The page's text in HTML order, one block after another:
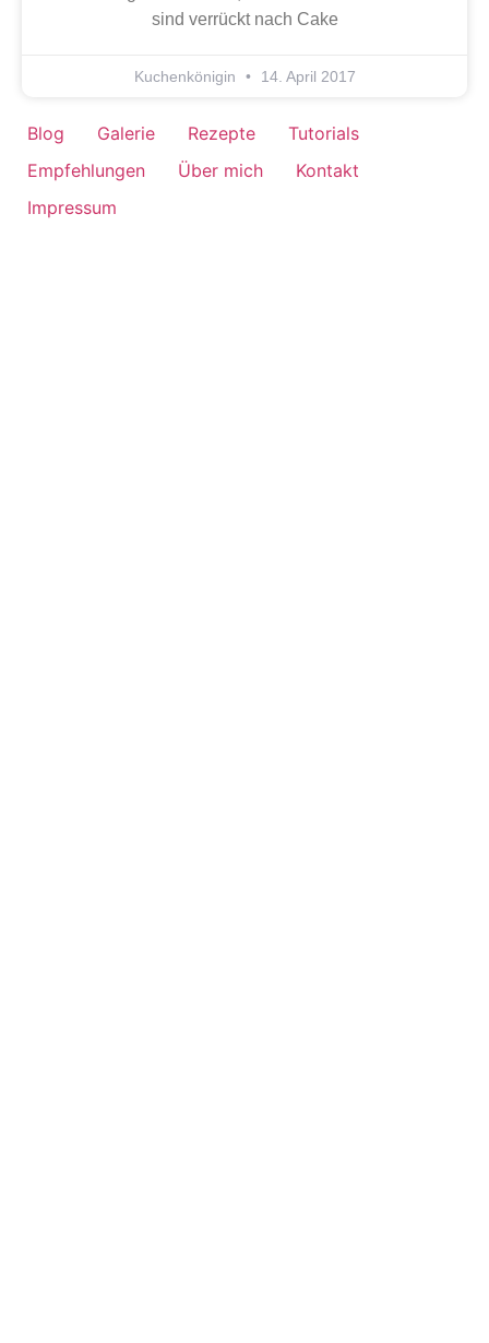
sind verrückt nach Cake
Kuchenkönigin 14. April 2017
Blog Galerie Rezepte
Tutorials
Empfehlungen
Über mich
Kontakt
Impressum